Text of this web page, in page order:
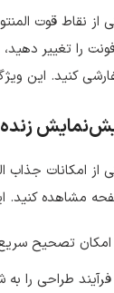
از نقاط قوت
کنید. این
از امکانات جذاب
مشاهده کنید.
امکان تصحیح
فرآیند طراحی را